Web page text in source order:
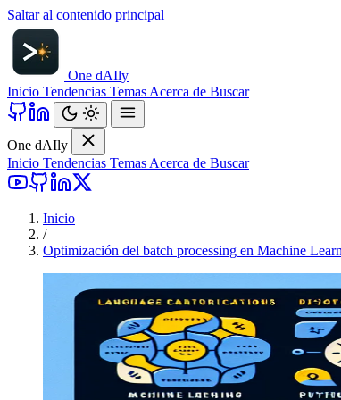
Saltar al contenido principal
One dAIly
Inicio Tendencias Temas Acerca de Buscar
One dAIly
Inicio Tendencias Temas Acerca de Buscar
Inicio
/
Optimización del batch processing en Machine